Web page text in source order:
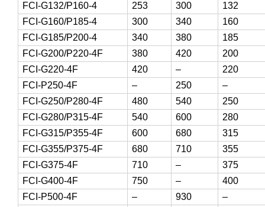
FCI-G132/P160-4
253 300
132
FCI-G160/P185-4
300 340
160
FCI-G185/P200-4
340 380
185
FCI-G200/P220-4F
380 420
200
FCI-G220-4F
420 –
220
FCI-P250-4F
– 250
–
FCI-G250/P280-4F
480 540
250
FCI-G280/P315-4F
540 600
280
FCI-G315/P355-4F
600 680
315
FCI-G355/P375-4F
680 710
355
FCI-G375-4F
710 –
375
FCI-G400-4F
750 –
400
FCI-P500-4F
– 930
–